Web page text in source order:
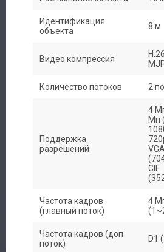
Авторизация
Каталог
Производители
Доставка
Идентификация
объекта
8 м
Видео компрессия
Количество потоков 2
Поддержка
разрешений
4
Мп
CIF
Частота кадров
(главный поток)
4
Частота кадров (доп
поток)
D1